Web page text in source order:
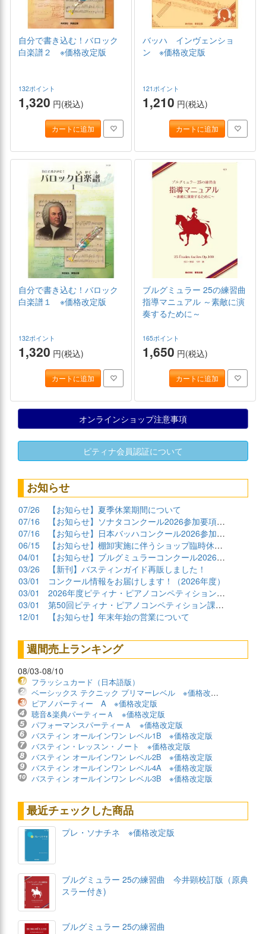
自分で書き込む！バロック
白楽譜２ ※価格改定版
132ポイント
1,320 円(税込)
カートに追加
バッハ インヴェンショ
ン ※価格改定版
121ポイント
1,210 円(税込)
カートに追加
自分で書き込む！バロック
白楽譜１ ※価格改定版
132ポイント
1,320 円(税込)
カートに追加
ブルグミュラー 25の練習曲
指導マニュアル ～素敵に演
奏するために～
165ポイント
1,650 円(税込)
カートに追加
オンラインショップ注意事項
ピティナ会員認証について
お知らせ
07/26
【お知らせ】夏季休業期間について
07/16
【お知らせ】ソナタコンクール2026参加要項公開
07/16
【お知らせ】日本バッハコンクール2026参加要項公開
06/15
【お知らせ】棚卸実施に伴うショップ臨時休業について
04/01
【お知らせ】ブルグミュラーコンクール2026課題曲公開
03/26
【新刊】バスティンガイド再販しました！
03/01
コンクール情報をお届けします！（2026年度）
03/01
2026年度ピティナ・ピアノコンペティション課題曲商品
03/01
第50回ピティナ・ピアノコンペティション課題曲公開！
12/01
【お知らせ】年末年始の営業について
週間売上ランキング
08/03-08/10
フラッシュカード（日本語版）
ベーシックス テクニック プリマーレベル ※価格改定版
ピアノパーティー A ※価格改定版
聴音&楽典パーティーＡ ※価格改定版
パフォーマンスパーティーＡ ※価格改定版
バスティン オールインワン レベル1B ※価格改定版
バスティン・レッスン・ノート ※価格改定版
バスティン オールインワン レベル2B ※価格改定版
バスティン オールインワン レベル4A ※価格改定版
バスティン オールインワン レベル3B ※価格改定版
最近チェックした商品
プレ・ソナチネ ※価格改定版
ブルグミュラー 25の練習曲 今井顕校訂版（原典
スラー付き)
ブルグミュラー 25の練習曲